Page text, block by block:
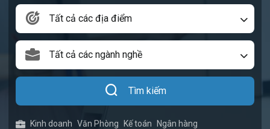
Tất cả các địa điểm
Tất cả các ngành nghề
Tìm kiếm
Kinh doanh Văn Phòng Kế toán Ngân hàng